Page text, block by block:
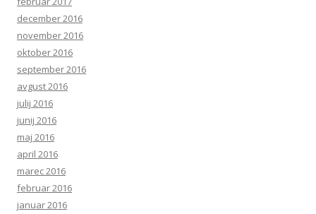
december 2016
november 2016
oktober 2016
september 2016
avgust 2016
julij 2016
junij 2016
maj 2016
april 2016
marec 2016
februar 2016
januar 2016